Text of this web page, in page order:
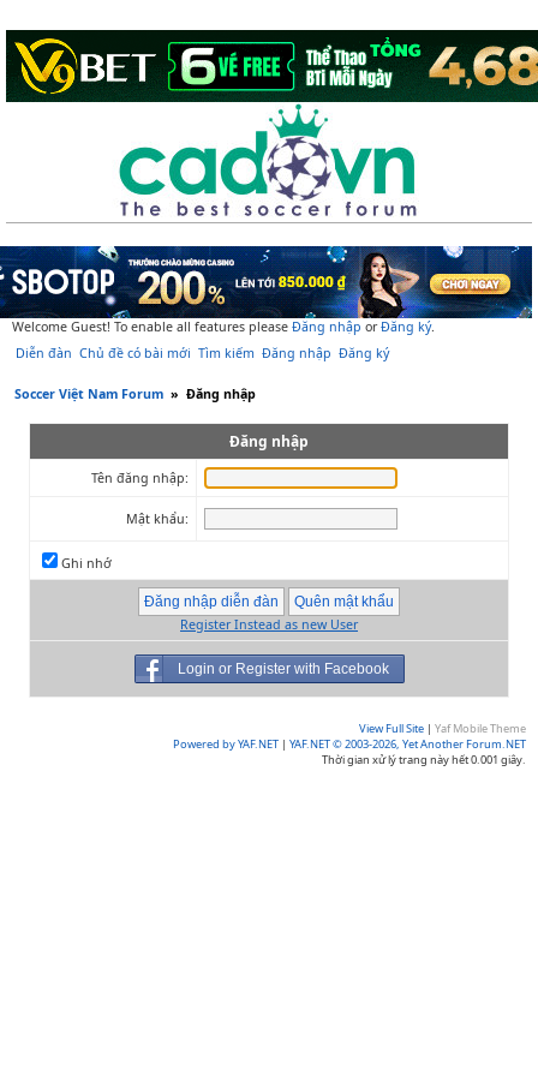
Welcome Guest! To enable all features please Đăng nhập orĐăng ký.
Diễn đàn Chủ đề có bài mới Tìm kiếm Đăng nhập Đăng ký
Soccer Việt Nam Forum » Đăng nhập
Đăng nhập
Tên đăng nhập:
Mật khẩu:
Ghi nhớ
Register Instead as new User
Login or Register with Facebook
View Full Site | Yaf Mobile Theme
Powered by YAF.NET | YAF.NET © 2003-2026, Yet Another Forum.NET
Thời gian xử lý trang này hết 0.001 giây.